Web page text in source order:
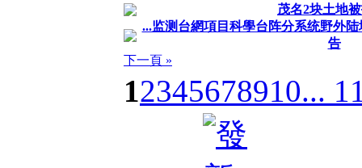
茂名2块土地
...监测台網項目科學台阵分系统野外
告
下一頁 »
12345678910...